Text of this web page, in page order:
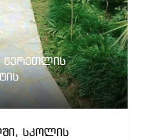
წერეთლის
სკოლის